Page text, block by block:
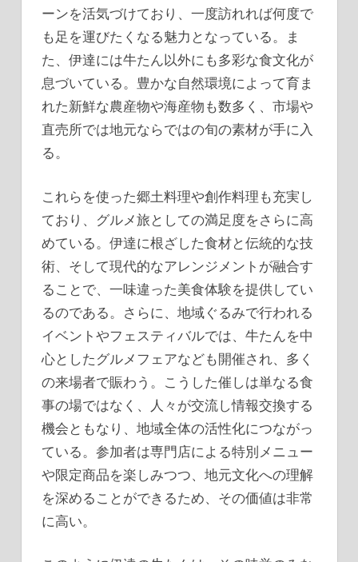
ーンを活気づけており、一度訪れれば何度で
も足を運びたくなる魅力となっている。ま
た、伊達には牛たん以外にも多彩な食文化が
息づいている。豊かな自然環境によって育ま
れた新鮮な農産物や海産物も数多く、市場や
直売所では地元ならではの旬の素材が手に入
る。
これらを使った郷土料理や創作料理も充実し
ており、グルメ旅としての満足度をさらに高
めている。伊達に根ざした食材と伝統的な技
術、そして現代的なアレンジメントが融合す
ることで、一味違った美食体験を提供してい
るのである。さらに、地域ぐるみで行われる
イベントやフェスティバルでは、牛たんを中
心としたグルメフェアなども開催され、多く
の来場者で賑わう。こうした催しは単なる食
事の場ではなく、人々が交流し情報交換する
機会ともなり、地域全体の活性化につながっ
ている。参加者は専門店による特別メニュー
や限定商品を楽しみつつ、地元文化への理解
を深めることができるため、その価値は非常
に高い。